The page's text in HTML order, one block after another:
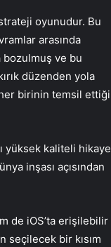
oyunudur. Bu
arasında
ve bu
düzenden yola
her birinin temsil ettiği
yüksek kaliteli hikaye
inşası açısından
de iOS’ta erişilebilir
seçilecek bir kısım